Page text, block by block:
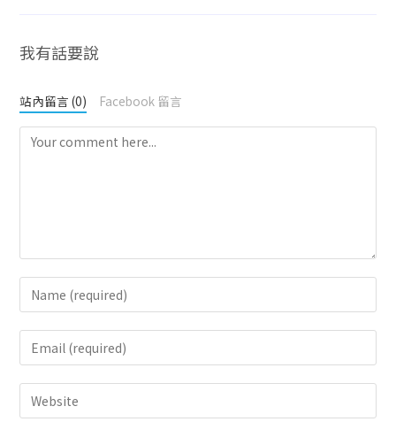
我有話要說
站內留言 (0) Facebook 留言